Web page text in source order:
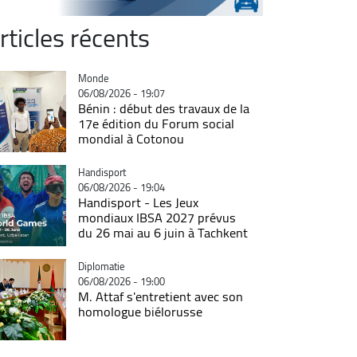
récents
Catégorie
Monde
06/08/2026 - 19:07
Bénin : début des travaux de la
17e édition du Forum social
mondial à Cotonou
Catégorie
Handisport
06/08/2026 - 19:04
Handisport - Les Jeux
mondiaux IBSA 2027 prévus
du 26 mai au 6 juin à Tachkent
Catégorie
Diplomatie
06/08/2026 - 19:00
M. Attaf s'entretient avec son
homologue biélorusse